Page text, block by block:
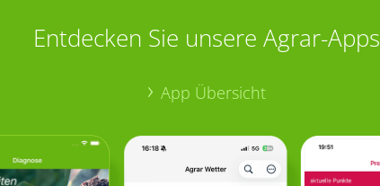
Entdecken Sie unsere Agrar-Apps
App Übersicht